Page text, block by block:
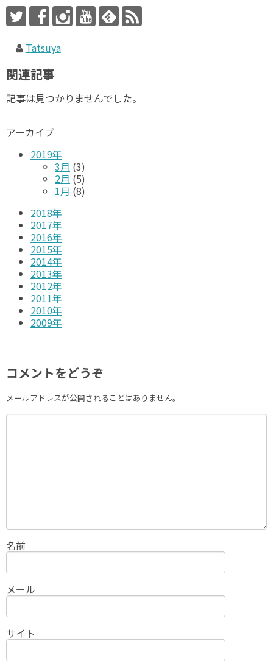
Tatsuya
関連記事
記事は見つかりませんでした。
アーカイブ
2019年
3月 (3)
2月 (5)
1月 (8)
2018年
2017年
2016年
2015年
2014年
2013年
2012年
2011年
2010年
2009年
コメントをどうぞ
メールアドレスが公開されることはありません。
名前
メール
サイト